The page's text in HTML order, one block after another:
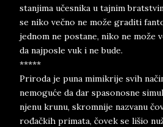
stanjima učesnika u tajnim
se niko večno ne može graditi
jednom ne postane, niko ne može
da najposle vuk i ne bude.
*****
Priroda je puna mimikrije svih
nemoguće da dar spasonosne
njenu krunu, skromnije nazvanu
rođačkih primata, čovek se lišio